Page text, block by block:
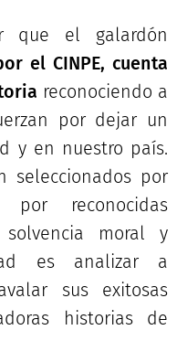
que el galardón
el CINPE, cuenta
reconociendo a
por dejar un
y en nuestro país.
seleccionados por
reconocidas
moral y
es analizar a
sus exitosas
historias de